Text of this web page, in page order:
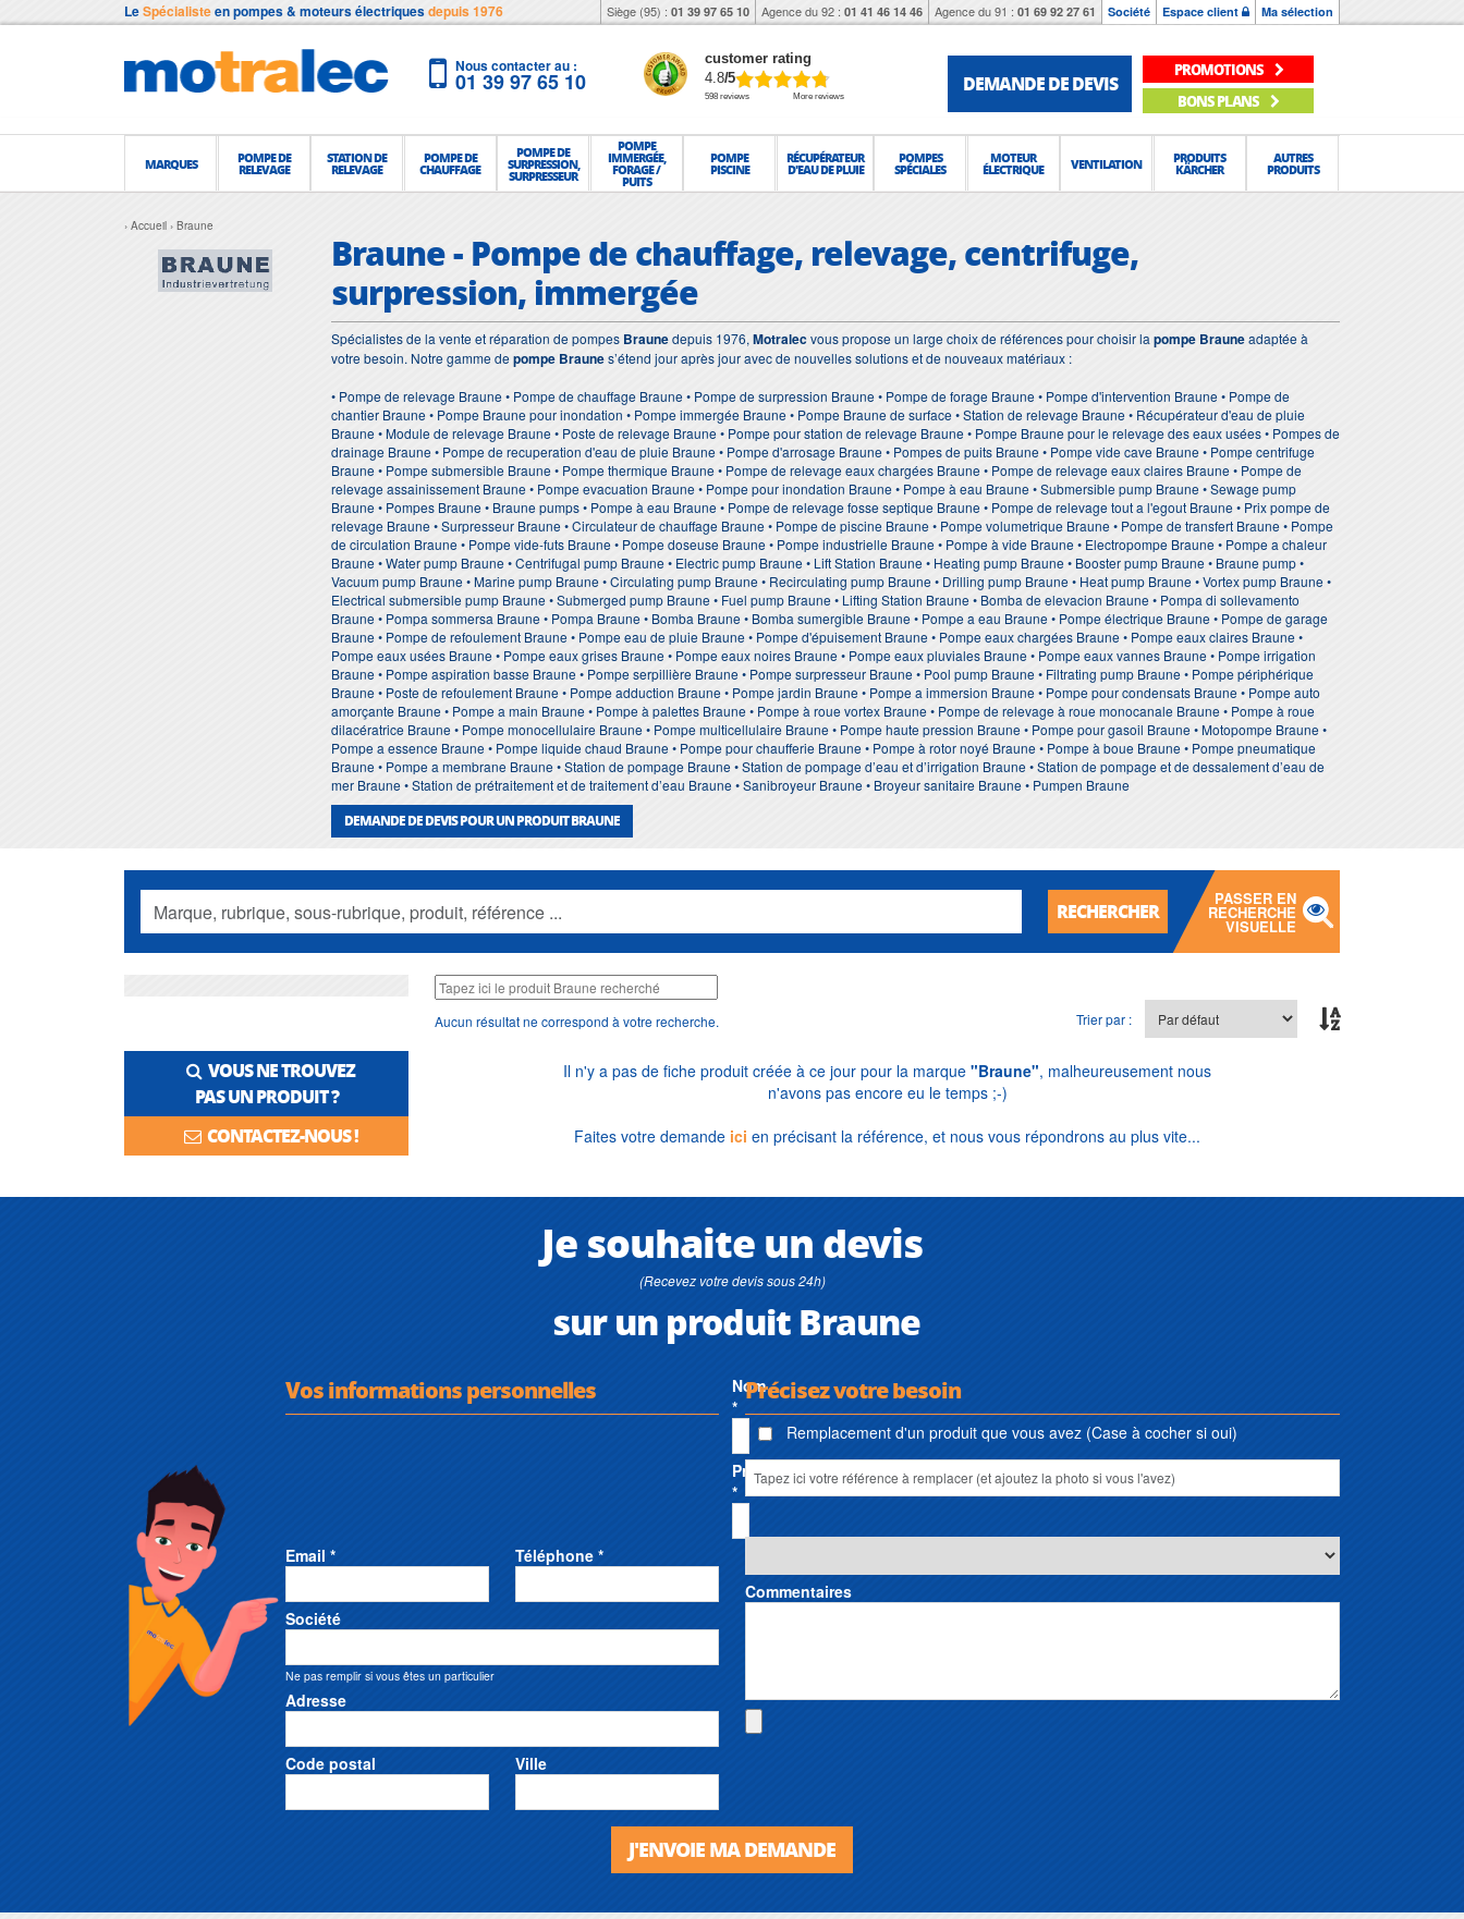
LeSpécialisteen pompes & moteurs électriquesdepuis 1976 Siège (95) : 01 39 97 65 10 Agence du 92 : 01 41 46 14 46 Agence du 91 : 01 69 92 27 61 Société Espace client Ma sélection
Nous contacter au :
01 39 97 65 10
customer rating
4.8/5
598 reviews More reviews
DEMANDE DE DEVIS
PROMOTIONS
BONS PLANS
MARQUES POMPE DE
RELEVAGE
STATION DE
RELEVAGE
POMPE DE
CHAUFFAGE
POMPE DE
SURPRESSION,
SURPRESSEUR
POMPE
IMMERGÉE,
FORAGE /
PUITS
POMPE
PISCINE
RÉCUPÉRATEUR
D'EAU DE PLUIE
POMPES
SPÉCIALES
MOTEUR
ÉLECTRIQUE VENTILATION PRODUITS
KÄRCHER
AUTRES
PRODUITS
Accueil Braune
Braune - Pompe de chauffage, relevage, centrifuge,
surpression, immergée
Spécialistes de la vente et réparation de pompes Braunedepuis 1976, Motralecvous propose un large choix de références pour choisir la pompe Brauneadaptée à
votre besoin. Notre gamme depompe Braunes’étend jour après jour avec de nouvelles solutions et de nouveaux matériaux :
• Pompe de relevage Braune • Pompe de chauffage Braune • Pompe de surpression Braune • Pompe de forage Braune • Pompe d'intervention Braune • Pompe de
chantier Braune • Pompe Braune pour inondation • Pompe immergée Braune • Pompe Braune de surface • Station de relevage Braune • Récupérateur d'eau de pluie
Braune • Module de relevage Braune • Poste de relevage Braune • Pompe pour station de relevage Braune • Pompe Braune pour le relevage des eaux usées • Pompes de
drainage Braune • Pompe de recuperation d'eau de pluie Braune • Pompe d'arrosage Braune • Pompes de puits Braune • Pompe vide cave Braune • Pompe centrifuge
Braune • Pompe submersible Braune • Pompe thermique Braune • Pompe de relevage eaux chargées Braune • Pompe de relevage eaux claires Braune • Pompe de
relevage assainissement Braune • Pompe evacuation Braune • Pompe pour inondation Braune • Pompe à eau Braune • Submersible pump Braune • Sewage pump
Braune • Pompes Braune • Braune pumps • Pompe à eau Braune • Pompe de relevage fosse septique Braune • Pompe de relevage tout a l'egout Braune • Prix pompe de
relevage Braune • Surpresseur Braune • Circulateur de chauffage Braune • Pompe de piscine Braune • Pompe volumetrique Braune • Pompe de transfert Braune • Pompe
de circulation Braune • Pompe vide-futs Braune • Pompe doseuse Braune • Pompe industrielle Braune • Pompe à vide Braune • Electropompe Braune • Pompe a chaleur
Braune • Water pump Braune • Centrifugal pump Braune • Electric pump Braune • Lift Station Braune • Heating pump Braune • Booster pump Braune • Braune pump •
Vacuum pump Braune • Marine pump Braune • Circulating pump Braune • Recirculating pump Braune • Drilling pump Braune • Heat pump Braune • Vortex pump Braune •
Electrical submersible pump Braune • Submerged pump Braune • Fuel pump Braune • Lifting Station Braune • Bomba de elevacion Braune • Pompa di sollevamento
Braune • Pompa sommersa Braune • Pompa Braune • Bomba Braune • Bomba sumergible Braune • Pompe a eau Braune • Pompe électrique Braune • Pompe de garage
Braune • Pompe de refoulement Braune • Pompe eau de pluie Braune • Pompe d'épuisement Braune • Pompe eaux chargées Braune • Pompe eaux claires Braune •
Pompe eaux usées Braune • Pompe eaux grises Braune • Pompe eaux noires Braune • Pompe eaux pluviales Braune • Pompe eaux vannes Braune • Pompe irrigation
Braune • Pompe aspiration basse Braune • Pompe serpillière Braune • Pompe surpresseur Braune • Pool pump Braune • Filtrating pump Braune • Pompe périphérique
Braune • Poste de refoulement Braune • Pompe adduction Braune • Pompe jardin Braune • Pompe a immersion Braune • Pompe pour condensats Braune • Pompe auto
amorçante Braune • Pompe a main Braune • Pompe à palettes Braune • Pompe à roue vortex Braune • Pompe de relevage à roue monocanale Braune • Pompe à roue
dilacératrice Braune • Pompe monocellulaire Braune • Pompe multicellulaire Braune • Pompe haute pression Braune • Pompe pour gasoil Braune • Motopompe Braune •
Pompe a essence Braune • Pompe liquide chaud Braune • Pompe pour chaufferie Braune • Pompe à rotor noyé Braune • Pompe à boue Braune • Pompe pneumatique
Braune • Pompe a membrane Braune • Station de pompage Braune • Station de pompage d’eau et d’irrigation Braune • Station de pompage et de dessalement d’eau de
mer Braune • Station de prétraitement et de traitement d’eau Braune • Sanibroyeur Braune • Broyeur sanitaire Braune • Pumpen Braune
DEMANDE DE DEVIS POUR UN PRODUIT BRAUNE
RECHERCHER
PASSER EN
RECHERCHE
VISUELLE
VOUS NE TROUVEZ
PAS UN PRODUIT ?
CONTACTEZ-NOUS !
Aucun résultat ne correspond à votre recherche. Trier par :
Il n'y a pas de fiche produit créée à ce jour pour la marque "Braune", malheureusement nous
n'avons pas encore eu le temps ;-)
Faites votre demande ici en précisant la référence, et nous vous répondrons au plus vite...
Je souhaite un devis
(Recevez votre devis sous 24h)
sur un produit Braune
Vos informations personnelles
Nom
*
Prénom
*
Email * Téléphone *
Société
Ne pas remplir si vous êtes un particulier
Adresse
Code postal Ville
Précisez votre besoin
Remplacement d'un produit que vous avez (Case à cocher si oui)
Commentaires
J'ENVOIE MA DEMANDE